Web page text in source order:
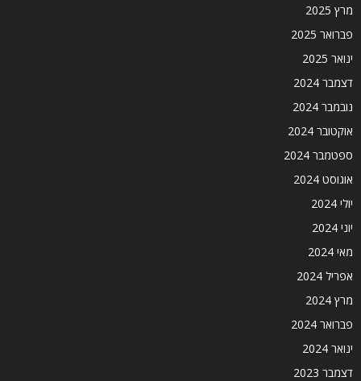
מרץ 2025
פברואר 2025
ינואר 2025
דצמבר 2024
נובמבר 2024
אוקטובר 2024
ספטמבר 2024
אוגוסט 2024
יולי 2024
יוני 2024
מאי 2024
אפריל 2024
מרץ 2024
פברואר 2024
ינואר 2024
דצמבר 2023